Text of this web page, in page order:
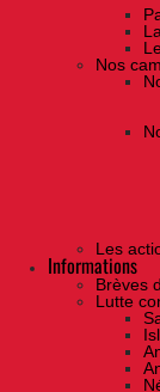
Nos
Les
Informations
Brèves
Lutte